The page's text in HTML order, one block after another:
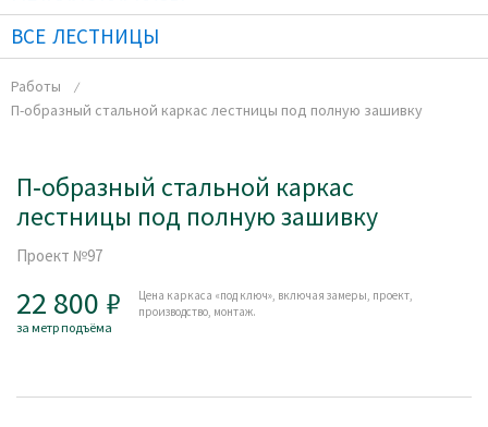
ВСЕ ЛЕСТНИЦЫ
Работы
П-образный стальной каркас лестницы под полную зашивку
П‑образный стальной каркас
лестницы под полную зашивку
Проект №97
22 800
за метр подъёма
Цена каркаса «под ключ», включая замеры, проект,
производство, монтаж.